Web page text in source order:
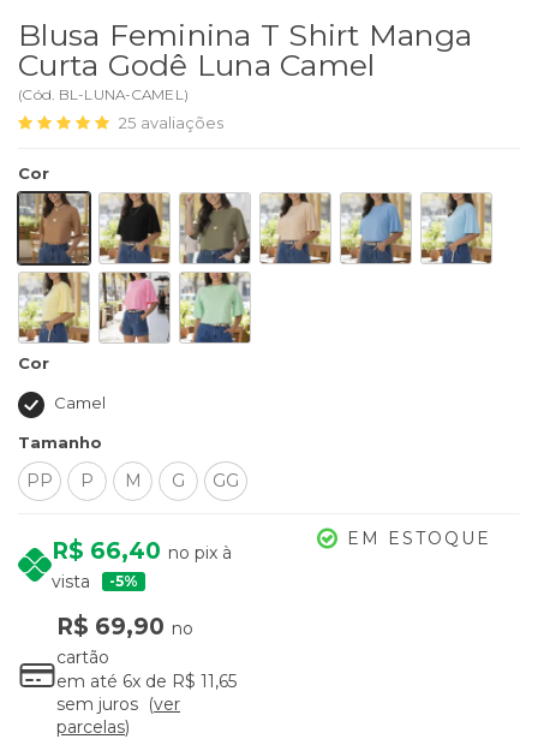
Blusa Feminina T Shirt Manga
Curta Godê Luna Camel
(Cód. BL-LUNA-CAMEL )
25 avaliações
Cor
Cor
Camel
Tamanho
PP P M G GG
R$ 66,40 no pix à
vista
5%
R$ 69,90 no
cartão
em até 6x de R$ 11,65
sem juros
ver
parcelas
EM ESTOQUE